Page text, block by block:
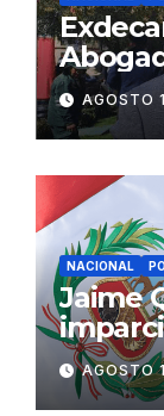
AGOSTO
NACIONAL
Jaime
de
AGOSTO